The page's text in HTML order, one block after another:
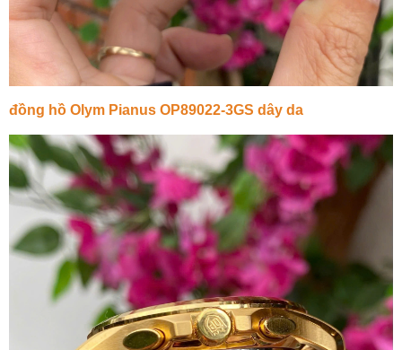
đồng hồ Olym Pianus OP89022-3GS dây da